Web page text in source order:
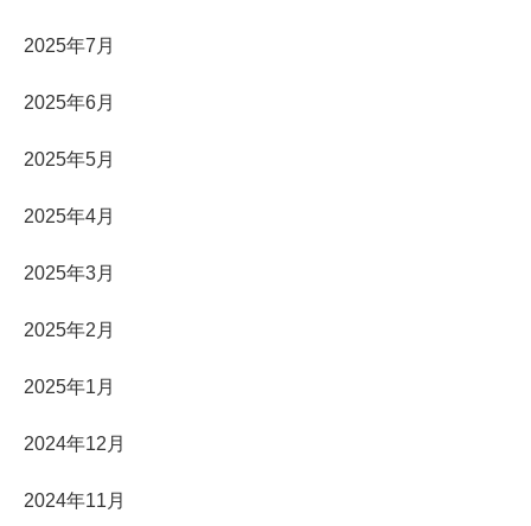
2025年7月
2025年6月
2025年5月
2025年4月
2025年3月
2025年2月
2025年1月
2024年12月
2024年11月